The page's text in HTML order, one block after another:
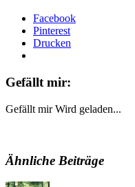
Facebook
Pinterest
Drucken
Gefällt mir:
Gefällt mir Wird geladen...
Ähnliche Beiträge